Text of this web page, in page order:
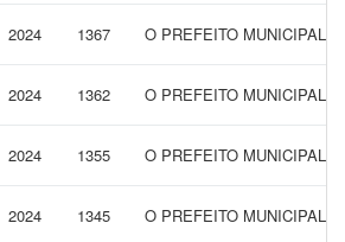
2024 1367 O PREFEITO MUNICIPAL
2024 1362 O PREFEITO MUNICIPAL
2024 1355 O PREFEITO MUNICIPAL
2024 1345 O PREFEITO MUNICIPAL